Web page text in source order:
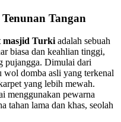
Tangan
masjid Turki adalah sebuah
biasa dan keahlian tinggi,
pujangga. Dimulai dari
domba asli yang terkenal
yang lebih mewah.
menggunakan pewarna
tahan lama dan khas, seolah